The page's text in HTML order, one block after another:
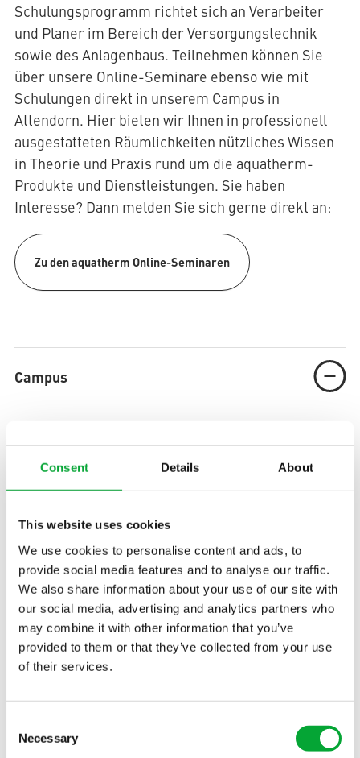
Consent Details About
This website uses cookies
We use cookies to personalise content and ads, to
provide social media features and to analyse our traffic.
We also share information about your use of our site with
our social media, advertising and analytics partners who
may combine it with other information that you’ve
provided to them or that they’ve collected from your use
of their services.
Selection
Necessary
Schulungsprogramm richtet sich an Verarbeiter
und Planer im Bereich der Versorgungstechnik
sowie des Anlagenbaus. Teilnehmen können Sie
über unsere Online-Seminare ebenso wie mit
Schulungen direkt in unserem Campus in
Attendorn. Hier bieten wir Ihnen in professionell
ausgestatteten Räumlichkeiten nützliches Wissen
in Theorie und Praxis rund um die aquatherm-
Produkte und Dienstleistungen. Sie haben
Interesse? Dann melden Sie sich gerne direkt an:
Zu den aquatherm Online-Seminaren
Campus
von Menschen für Menschen geschaffen. Im
unverwechselbaren aquatherm Ambiente finden
interne und externe Schulungen, Workshops und
Fortbildungen statt. Eine flexible Raumgestaltung
ermöglicht Veranstaltungen vor großem Publikum
aber auch kleinere Seminare. Im Werkstattbereich
machen sich Besucher mit den Techniken zur
Verarbeitung der aquatherm
Rohrleistungssysteme vertraut.
Online-Seminare